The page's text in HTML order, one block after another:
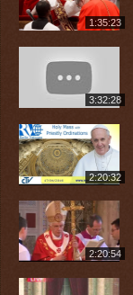
1:35:23
3:32:28
2:20:32
2:20:54